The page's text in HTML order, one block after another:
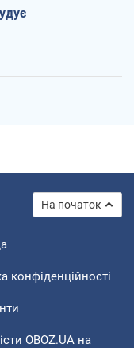
На початок
конфіденційності
OBOZ.UA на